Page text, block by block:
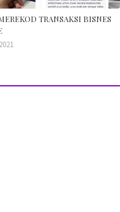
TRANSAKSI BISNES